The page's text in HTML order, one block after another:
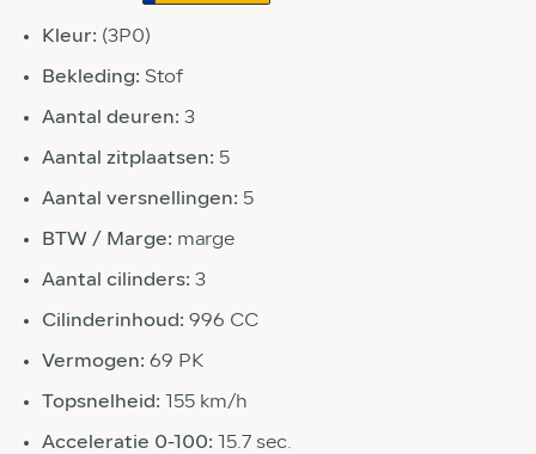
Kleur: (3P0)
Bekleding: Stof
Aantal deuren: 3
Aantal zitplaatsen: 5
Aantal versnellingen: 5
BTW / Marge: marge
Aantal cilinders: 3
Cilinderinhoud: 996 CC
Vermogen: 69 PK
Topsnelheid: 155 km/h
Acceleratie 0-100: 15.7 sec.